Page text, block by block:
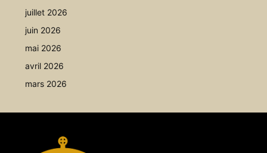
juillet 2026
juin 2026
mai 2026
avril 2026
mars 2026